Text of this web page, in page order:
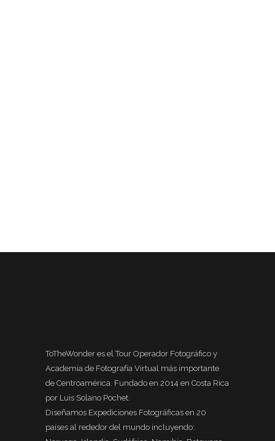
ToTheWonder es el Tour Operador Fotográfico y
Academia de Fotografía Virtual más importante
de Centroamérica. Fundado en 2014 en Costa Rica
por Luis Solano Pochet.
Diseñamos Expediciones Fotográficas en 20
países al rededor del mundo incluyendo: